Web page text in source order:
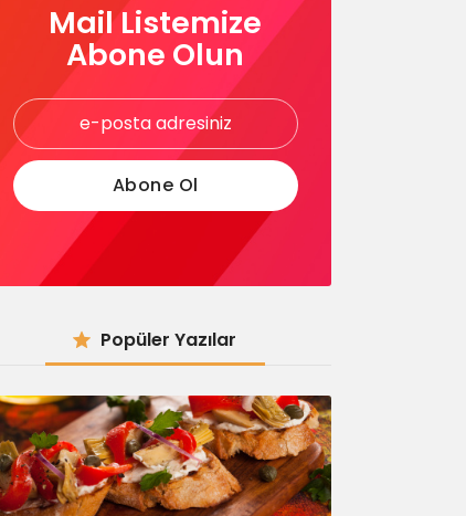
Mail Listemize
Abone Olun
Popüler Yazılar